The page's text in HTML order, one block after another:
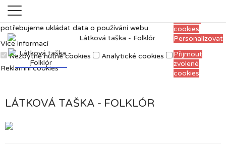
Měříme, ladíme a vylepšujeme, aby pro vás
prohlížení webu bylo co nejpříjemnější. Proto si
potřebujeme ukládat data o používání webu.
Více informací
cookies
Personalizovat
Nezbytně nutné cookies
Analytické cookies
Reklamní cookies
Přijmout
zvolené
cookies
LÁTKOVÁ TAŠKA - FOLKLÓR